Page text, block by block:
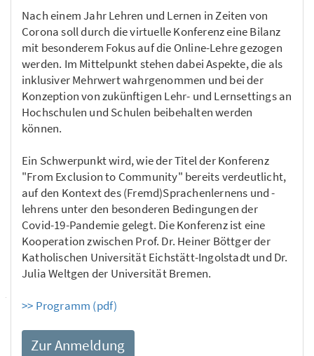
Nach einem Jahr Lehren und Lernen in Zeiten von
Corona soll durch die virtuelle Konferenz eine Bilanz
mit besonderem Fokus auf die Online-Lehre gezogen
werden. Im Mittelpunkt stehen dabei Aspekte, die als
inklusiver Mehrwert wahrgenommen und bei der
Konzeption von zukünftigen Lehr- und Lernsettings an
Hochschulen und Schulen beibehalten werden
können.
Ein Schwerpunkt wird, wie der Titel der Konferenz
"From Exclusion to Community" bereits verdeutlicht,
auf den Kontext des (Fremd)Sprachenlernens und -
lehrens unter den besonderen Bedingungen der
Covid-19-Pandemie gelegt. Die Konferenz ist eine
Kooperation zwischen Prof. Dr. Heiner Böttger der
Katholischen Universität Eichstätt-Ingolstadt und Dr.
Julia Weltgen der Universität Bremen.
>> Programm (pdf)
Zur Anmeldung